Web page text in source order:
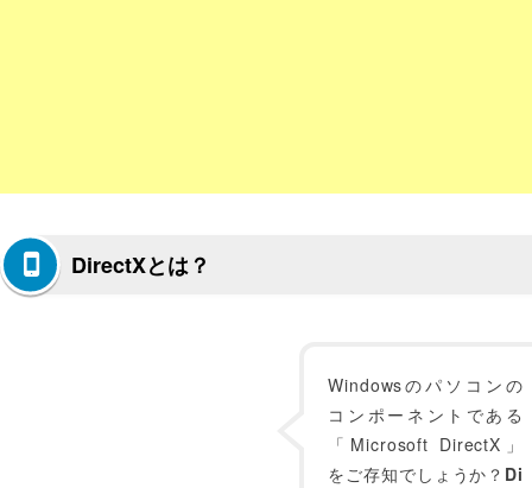
DirectXとは？
Windowsのパソコンの
コンポーネントである
「Microsoft DirectX」
をご存知でしょうか？ Di